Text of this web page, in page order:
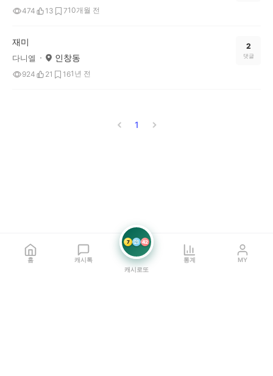
474 13 710개월 전
재미
다니엘 인창동
924 21 161년 전
2
댓글
1
홈 캐시톡
7 21 42
캐시로또
통계 MY